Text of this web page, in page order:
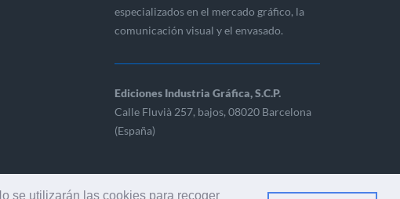
se utilizarán las cookies para recoger
especializados en el mercado gráfico, la
comunicación visual y el envasado.
Ediciones Industria Gráfica, S.C.P.
Calle Fluvià 257, bajos, 08020 Barcelona
(España)